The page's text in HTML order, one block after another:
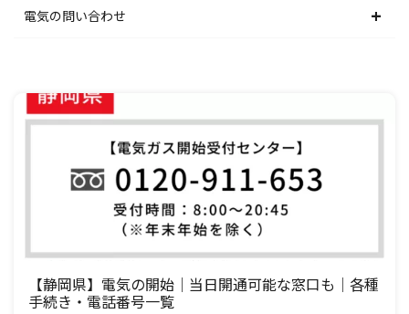
関西電力エリア
四国電力エリア
九州電力エリア
中部電力エリア
中国電力エリア
四国電力エリア
九州電力エリア
北陸電力エリア
関西電力エリア
中国電力エリア
四国電力エリア
九州電力エリア
東京電力エリア
中部電力エリア
関西電力エリア
中国電力エリア
四国電力エリア
九州電力エリア
東北電力エリア
北陸電力エリア
中部電力エリア
関西電力エリア
中国電力エリア
四国電力エリア
北海道電力エリア
東京電力エリア
北陸電力エリア
中部電力エリア
関西電力エリア
中国電力エリア
電気の問い合わせ
東北電力エリア
東京電力エリア
北陸電力エリア
中部電力エリア
関西電力エリア
【静岡県】電気の開始│当日開通可能な窓口も│各種
手続き・電話番号一覧